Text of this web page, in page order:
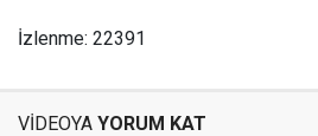
İzlenme: 22391
VİDEOYA YORUM KAT